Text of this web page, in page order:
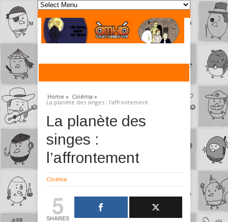
Home » Cinéma »
La planète des singes : l’affrontement
La planète des
singes :
l’affrontement
Cinéma
5
SHARES